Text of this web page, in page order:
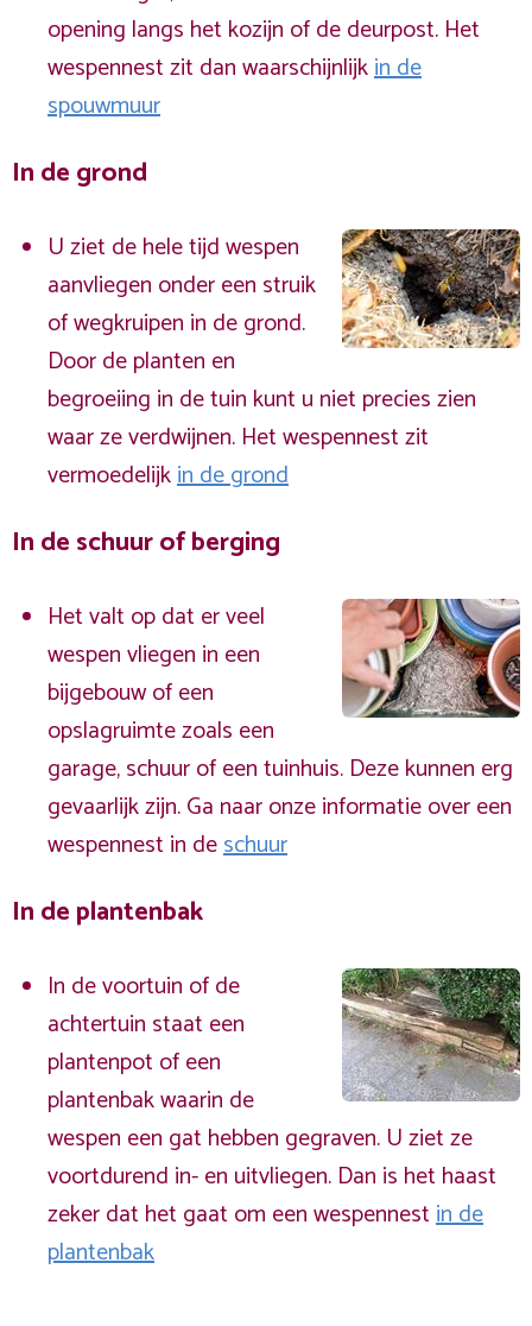
opening langs het kozijn of de deurpost. Het
wespennest zit dan waarschijnlijkin de
spouwmuur
In de grond
U ziet de hele tijd wespen
aanvliegen onder een struik
of wegkruipen in de grond.
Door de planten en
begroeiing in de tuin kunt u niet precies zien
waar ze verdwijnen. Het wespennest zit
vermoedelijkin de grond
In de schuur of berging
Het valt op dat er veel
wespen vliegen in een
bijgebouw of een
opslagruimte zoals een
garage, schuur of een tuinhuis. Deze kunnen erg
gevaarlijk zijn. Ga naar onze informatie over een
wespennest in deschuur
In de plantenbak
In de voortuin of de
achtertuin staat een
plantenpot of een
plantenbak waarin de
wespen een gat hebben gegraven. U ziet ze
voortdurend in- en uitvliegen. Dan is het haast
zeker dat het gaat om een wespennestin de
plantenbak